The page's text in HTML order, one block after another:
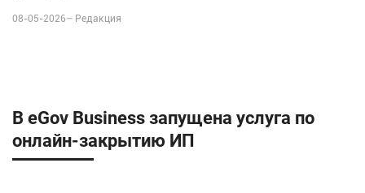
08-05-2026– Редакция
В eGov Business запущена услуга по
онлайн‑закрытию ИП